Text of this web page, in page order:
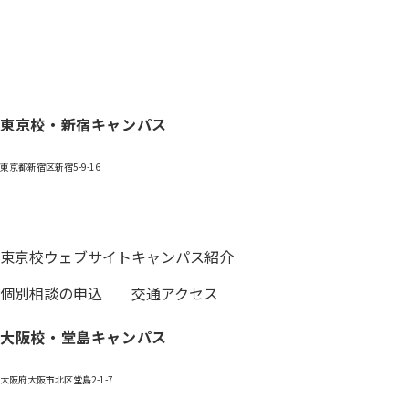
東京校・新宿キャンパス
東京都新宿区新宿5-9-16
東京校ウェブサイトキャンパス紹介
個別相談の申込
交通アクセス
大阪校・堂島キャンパス
大阪府大阪市北区堂島2-1-7